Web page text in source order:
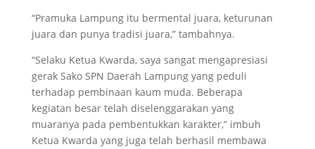
“Pramuka Lampung itu bermental juara, keturunan
juara dan punya tradisi juara,” tambahnya.
“Selaku Ketua Kwarda, saya sangat mengapresiasi
gerak Sako SPN Daerah Lampung yang peduli
terhadap pembinaan kaum muda. Beberapa
kegiatan besar telah diselenggarakan yang
muaranya pada pembentukkan karakter,” imbuh
Ketua Kwarda yang juga telah berhasil membawa